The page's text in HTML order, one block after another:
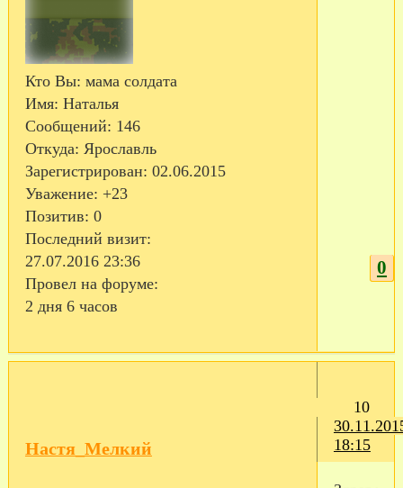
Кто Вы: мама солдата
Имя: Наталья
Сообщений: 146
Откуда: Ярославль
Зарегистрирован: 02.06.2015
Уважение: +23
Позитив: 0
Последний визит:
27.07.2016 23:36
Провел на форуме:
2 дня 6 часов
0
10
18:15
Настя_Мелкий